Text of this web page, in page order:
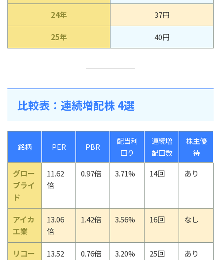
24年 37円
25年 40円
比較表：連続増配株 4選
銘柄 PER PBR
配当利
回り
連続増
配回数
株主優
待
グロー
ブライ
ド
11.62
倍
0.97倍 3.71% 14回 あり
アイカ
工業
13.06
倍
1.42倍 3.56% 16回 なし
リコー
13.52
0.76倍 3.20% 25回 あり